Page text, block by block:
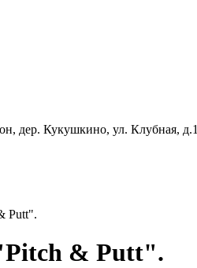
дер. Кукушкино, ул. Клубная, д.1
Putt".
& Putt".